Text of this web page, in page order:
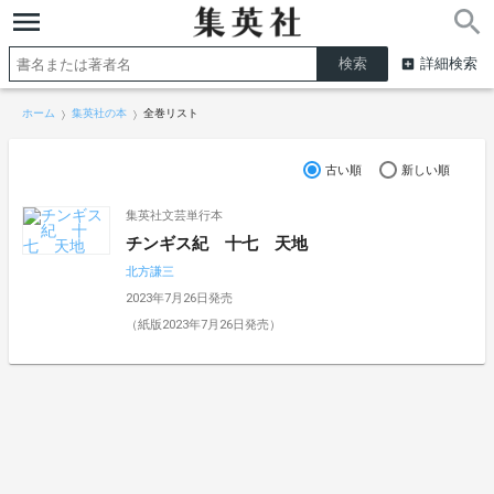
詳細検索
ホーム 集英社の本 全巻リスト
古い順 新しい順
集英社文芸単行本
チンギス紀 十七 天地
北方謙三
2023年7月26日発売
（紙版2023年7月26日発売）